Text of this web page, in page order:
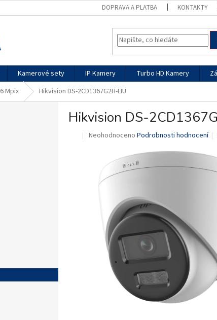
DOPRAVA A PLATBA KONTAKTY
Kamerové sety IP Kamery Turbo HD Kamery
6 Mpix Hikvision DS-2CD1367G2H-LIU
Hikvision DS-
Průměrné
hvězdiček.
Neohodnoceno Podrobnosti hodnocení